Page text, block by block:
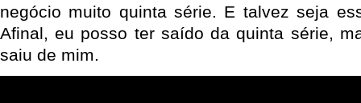
negócio muito quinta série. E talvez seja
Afinal, eu posso ter saído da quinta série,
saiu de mim.